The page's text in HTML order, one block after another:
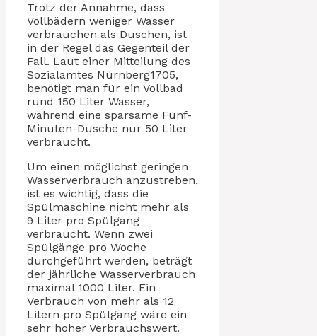
Trotz der Annahme, dass
Vollbädern weniger Wasser
verbrauchen als Duschen, ist
in der Regel das Gegenteil der
Fall. Laut einer Mitteilung des
Sozialamtes Nürnberg1705,
benötigt man für ein Vollbad
rund 150 Liter Wasser,
während eine sparsame Fünf-
Minuten-Dusche nur 50 Liter
verbraucht.
Um einen möglichst geringen
Wasserverbrauch anzustreben,
ist es wichtig, dass die
Spülmaschine nicht mehr als
9 Liter pro Spülgang
verbraucht. Wenn zwei
Spülgänge pro Woche
durchgeführt werden, beträgt
der jährliche Wasserverbrauch
maximal 1000 Liter. Ein
Verbrauch von mehr als 12
Litern pro Spülgang wäre ein
sehr hoher Verbrauchswert.